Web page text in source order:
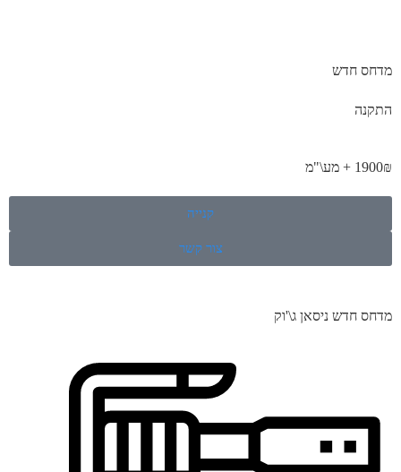
מדחס חדש
התקנה
1900₪ + מע\"מ
קנייה
צור קשר
מדחס חדש ניסאן ג\'וק